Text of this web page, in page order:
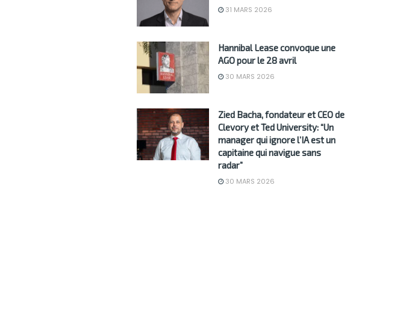
31 MARS 2026
Hannibal Lease convoque une
AGO pour le 28 avril
30 MARS 2026
Zied Bacha, fondateur et CEO de
Clevory et Ted University: “Un
manager qui ignore l’IA est un
capitaine qui navigue sans
radar”
30 MARS 2026